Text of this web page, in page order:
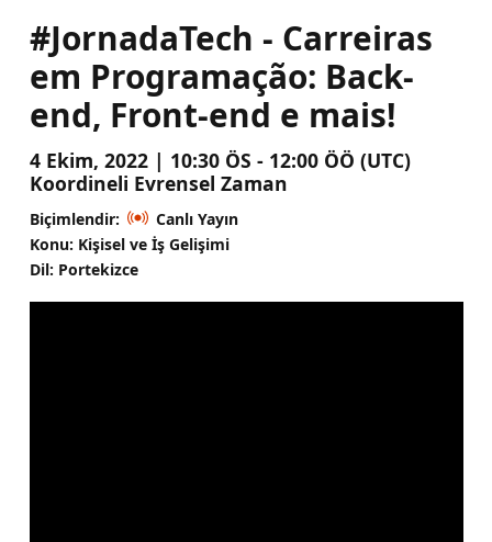
#JornadaTech - Carreiras
em Programação: Back-
end, Front-end e mais!
4 Ekim, 2022 | 10:30 ÖS - 12:00 ÖÖ (UTC)
Koordineli Evrensel Zaman
Biçimlendir:
Canlı Yayın
Konu: Kişisel ve İş Gelişimi
Dil: Portekizce